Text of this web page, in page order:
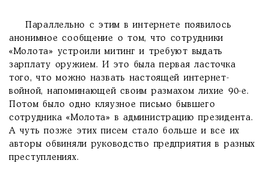
Параллельно с этим в интернете появилось
анонимное сообщение о том, что сотрудники
«Молота» устроили митинг и требуют выдать
зарплату оружием. И это была первая ласточка
того, что можно назвать настоящей интернет-
войной, напоминающей своим размахом лихие 90-е.
Потом было одно кляузное письмо бывшего
сотрудника «Молота» в администрацию президента.
А чуть позже этих писем стало больше и все их
авторы обвиняли руководство предприятия в разных
преступлениях.